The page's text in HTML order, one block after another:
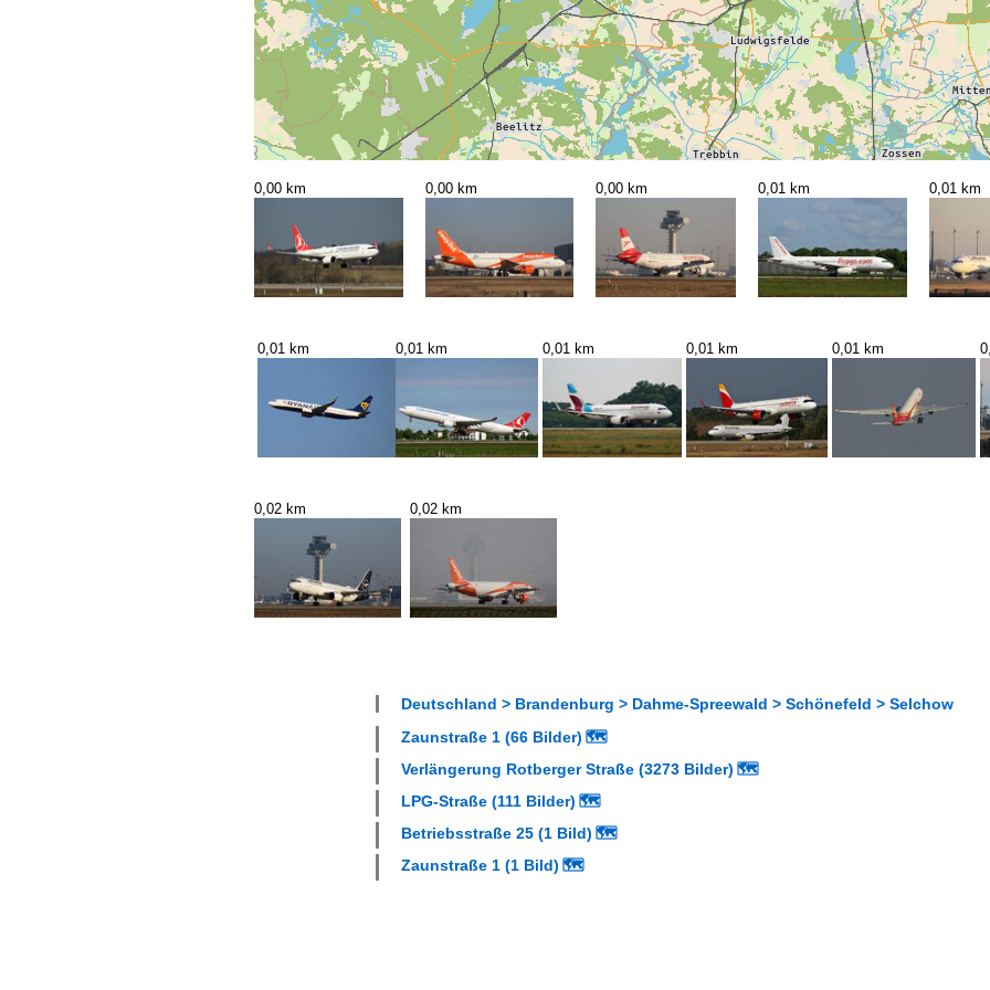
0,00 km 0,00 km 0,00 km 0,01 km 0,01 km
0,01 km 0,01 km 0,01 km 0,01 km 0,01 km
0,02 km 0,02 km
Deutschland > Brandenburg > Dahme-Spreewald > Schönefeld > Selchow
Zaunstraße 1 (66 Bilder) 🗺
Verlängerung Rotberger Straße (3273 Bilder) 🗺
LPG-Straße (111 Bilder) 🗺
Betriebsstraße 25 (1 Bild) 🗺
Zaunstraße 1 (1 Bild) 🗺